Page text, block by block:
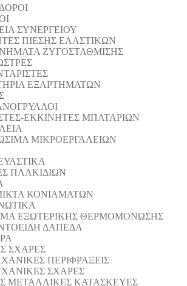
ΣΥΝΕΡΓΕΙΟΥ
ΠΙΕΣΗΣ ΕΛΑΣΤΙΚΩΝ
ΖΥΓΟΣΤΑΘΜΙΣΗΣ
ΕΞΑΡΤΗΜΑΤΩΝ
ΕΚΚΙΝΗΤΕΣ ΜΠΑΤΑΡΙΩΝ
ΜΙΚΡΟΕΡΓΑΛΕΙΩΝ
ΠΛΑΚΙΔΙΩΝ
ΚΟΝΙΑΜΑΤΩΝ
ΕΞΩΤΕΡΙΚΗΣ ΘΕΡΜΟΜΟΝΩΣΗΣ
ΔΑΠΕΔΑ
ΣΧΑΡΕΣ
ΠΕΡΙΦΡΑΞΕΙΣ
ΣΧΑΡΕΣ
ΜΕΤΑΛΛΙΚΕΣ ΚΑΤΑΣΚΕΥΕΣ